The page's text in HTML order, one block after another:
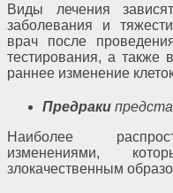
Виды лечения
заболевания и
врач после
тестирования, а также
раннее изменение
Предраки
Наиболее
изменениями,
злокачественным